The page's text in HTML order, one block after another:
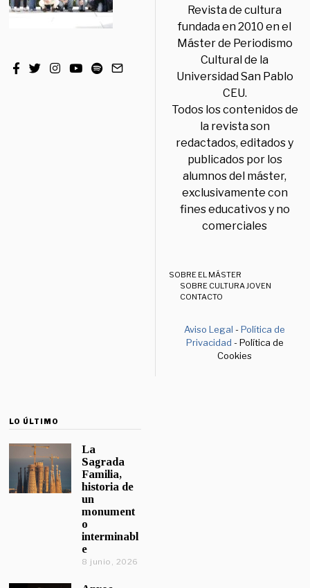
Revista de cultura
fundada en 2010 en el
Máster de Periodismo
Cultural de la
Universidad San Pablo
CEU.
Todos los contenidos de
la revista son
redactados, editados y
publicados por los
alumnos del máster,
exclusivamente con
fines educativos y no
comerciales
SOBRE EL MÁSTER
SOBRE CULTURA JOVEN
CONTACTO
Aviso Legal -Política de
Privacidad - Política de
Cookies
LO ÚLTIMO
La
Sagrada
Familia,
historia de
un
monument
o
interminabl
e
8 junio, 2026